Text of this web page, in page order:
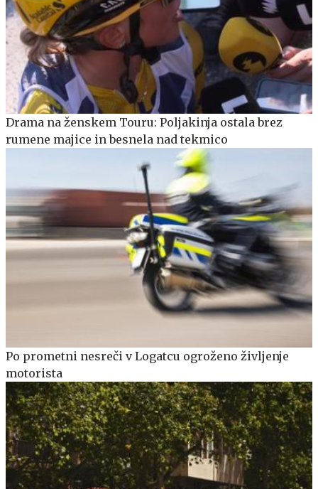
Drama na ženskem Touru: Poljakinja ostala brez
rumene majice in besnela nad tekmico
Po prometni nesreči v Logatcu ogroženo življenje
motorista